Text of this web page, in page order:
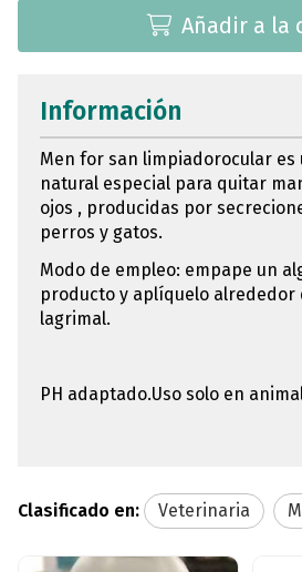
Añadir a la
Información
Men for san limpiadorocular
natural especial para quitar
ojos , producidas por
perros y gatos.
Modo de empleo: empape un
producto y aplíquelo alrededor
lagrimal.
PH adaptado.Uso solo en
Clasificado en: Veterinaria